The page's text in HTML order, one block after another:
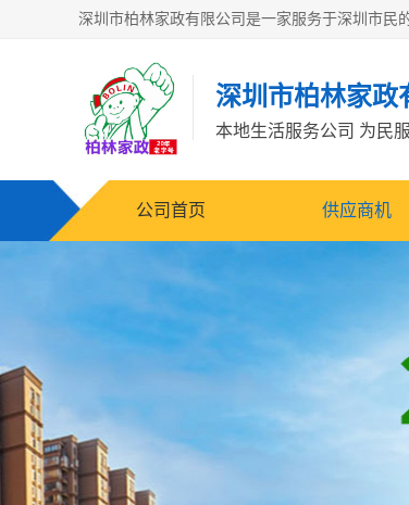
深圳市柏林家政
本地生活服务公司 为民
公司首页 供应商机